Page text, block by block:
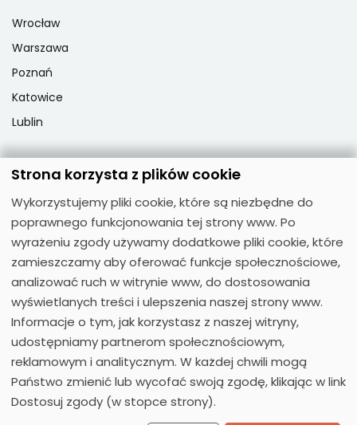
Wrocław
Warszawa
Poznań
Katowice
Lublin
Popularne przedmioty
Język angielski
Język niemiecki
Język hiszpański
Język francuski
Język włoski
Język rosyjski
Strona korzysta z plików cookie
Wykorzystujemy pliki cookie, które są niezbędne do
poprawnego funkcjonowania tej strony www. Po
wyrażeniu zgody używamy dodatkowe pliki cookie, które
zamieszczamy aby oferować funkcje społecznościowe,
analizować ruch w witrynie www, do dostosowania
wyświetlanych treści i ulepszenia naszej strony www.
Informacje o tym, jak korzystasz z naszej witryny,
udostępniamy partnerom społecznościowym,
reklamowym i analitycznym. W każdej chwili mogą
Państwo zmienić lub wycofać swoją zgodę, klikając w link
Dostosuj zgody (w stopce strony).